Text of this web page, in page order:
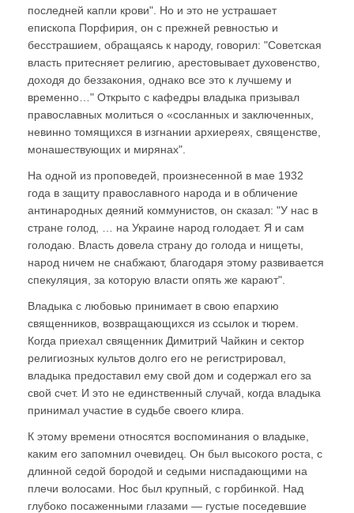
последней капли крови". Но и это не устрашает
епископа Порфирия, он с прежней ревностью и
бесстрашием, обращаясь к народу, говорил: "Советская
власть притесняет религию, арестовывает духовенство,
доходя до беззакония, однако все это к лучшему и
временно…" Открыто с кафедры владыка призывал
православных молиться о «сосланных и заключенных,
невинно томящихся в изгнании архиереях, священстве,
монашествующих и мирянах".
На одной из проповедей, произнесенной в мае 1932
года в защиту православного народа и в обличение
антинародных деяний коммунистов, он сказал: "У нас в
стране голод, … на Украине народ голодает. Я и сам
голодаю. Власть довела страну до голода и нищеты,
народ ничем не снабжают, благодаря этому развивается
спекуляция, за которую власти опять же карают".
Владыка с любовью принимает в свою епархию
священников, возвращающихся из ссылок и тюрем.
Когда приехал священник Димитрий Чайкин и сектор
религиозных культов долго его не регистрировал,
владыка предоставил ему свой дом и содержал его за
свой счет. И это не единственный случай, когда владыка
принимал участие в судьбе своего клира.
К этому времени относятся воспоминания о владыке,
каким его запомнил очевидец. Он был высокого роста, с
длинной седой бородой и седыми ниспадающими на
плечи волосами. Нос был крупный, с горбинкой. Над
глубоко посаженными глазами — густые поседевшие